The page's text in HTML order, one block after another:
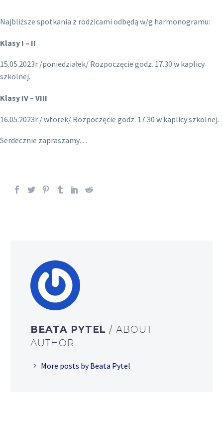
Najbliższe spotkania z rodzicami odbędą w/g harmonogramu:
Klasy I – II
15.05.2023r /poniedziałek/ Rozpoczęcie godz. 17.30 w kaplicy
szkolnej.
Klasy IV – VIII
16.05.2023r / wtorek/ Rozpoczęcie godz. 17.30 w kaplicy szkolnej.
Serdecznie zapraszamy…
BEATA PYTEL/ ABOUT
AUTHOR
More posts by Beata Pytel